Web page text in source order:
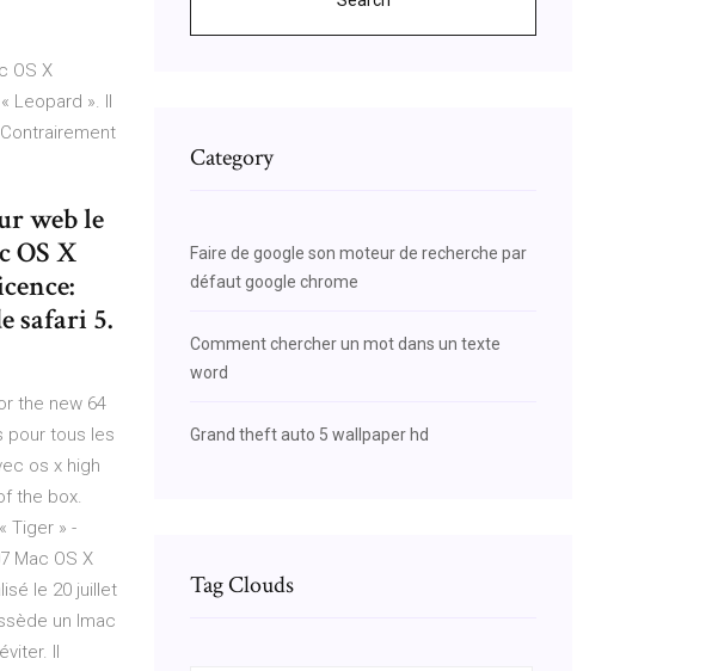
OS X
Leopard ». Il
web le
OS X
safari 5.
the new 64
pour tous les
os x high
the box.
Tiger » -
Mac OS X
le 20 juillet
un Imac
Il
Category
Faire de google son moteur de recherche par
défaut google chrome
Comment chercher un mot dans un texte
word
Grand theft auto 5 wallpaper hd
Tag Clouds